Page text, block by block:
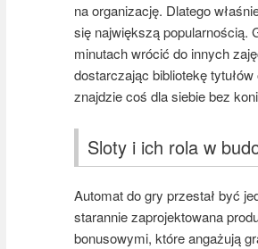
na organizację. Dlatego
się największą popularnością.
minutach wrócić do innych
dostarczając bibliotekę
znajdzie coś dla siebie bez
Sloty i ich rola w
Automat do gry przestał być
starannie zaprojektowana
bonusowymi, które angażują